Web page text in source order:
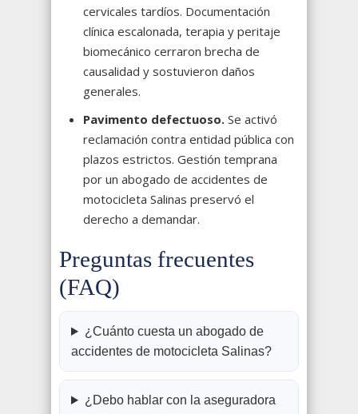
cervicales tardíos. Documentación
clínica escalonada, terapia y peritaje
biomecánico cerraron brecha de
causalidad y sostuvieron daños
generales.
Pavimento defectuoso. Se activó
reclamación contra entidad pública con
plazos estrictos. Gestión temprana
por un abogado de accidentes de
motocicleta Salinas preservó el
derecho a demandar.
Preguntas frecuentes
(FAQ)
¿Cuánto cuesta un abogado de
accidentes de motocicleta Salinas?
¿Debo hablar con la aseguradora